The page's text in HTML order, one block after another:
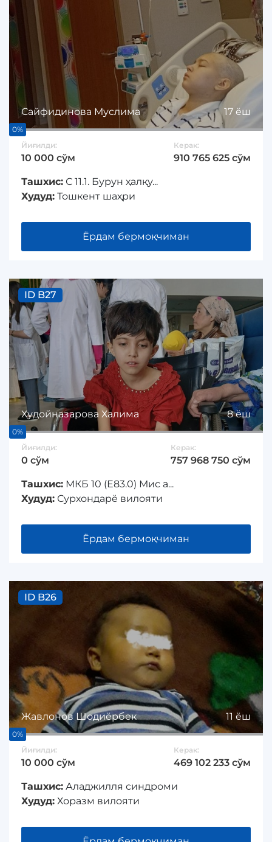
Сайфидинова Муслима 17 ёш
0%
Йиғилди:
10 000 сўм
Керак:
910 765 625 сўм
Ташхис: С 11.1. Бурун ҳалқу...
Худуд: Тошкент шаҳри
Ёрдам бермоқчиман
Худойназарова Халима 8 ёш
ID B27
0%
Йиғилди:
0 сўм
Керак:
757 968 750 сўм
Ташхис: МКБ 10 (Е83.0) Мис а...
Худуд: Сурхондарё вилояти
Ёрдам бермоқчиман
Жавлонов Шодиёрбек 11 ёш
ID B26
0%
Йиғилди:
10 000 сўм
Керак:
469 102 233 сўм
Ташхис: Аладжилля синдроми
Худуд: Хоразм вилояти